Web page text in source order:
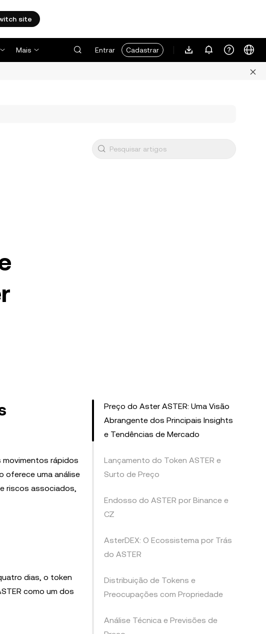
site
Mais Entrar Cadastrar
rápidos
oferece uma análise
riscos associados,
dias, o token
como um dos
Preço do Aster ASTER: Uma Visão
Abrangente dos Principais Insights
e Tendências de Mercado
Lançamento do Token ASTER e
Surto de Preço
Endosso do ASTER por Binance e
CZ
AsterDEX: O Ecossistema por Trás
do ASTER
Distribuição de Tokens e
Preocupações com Propriedade
Análise Técnica e Previsões de